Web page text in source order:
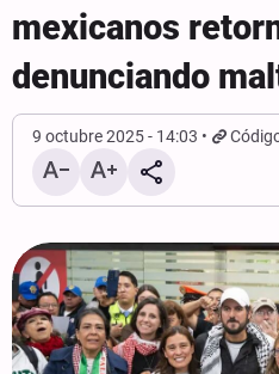
mexicanos
denunciando
9 octubre 2025 - 14:03